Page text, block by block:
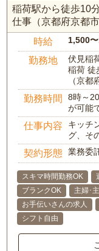
稲荷駅から徒歩10
仕事（京都府京都市
時給 1,500
勤務地
伏見稲
稲荷 徒
（京都
勤務時間
8時～
が可能
仕事内容
キッチ
グ、そ
契約形態 業務委
スキマ時間勤務OK
ブランクOK
主婦･
お手伝いさんの求人
シフト自由